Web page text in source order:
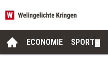
ECONOMIE SPORT